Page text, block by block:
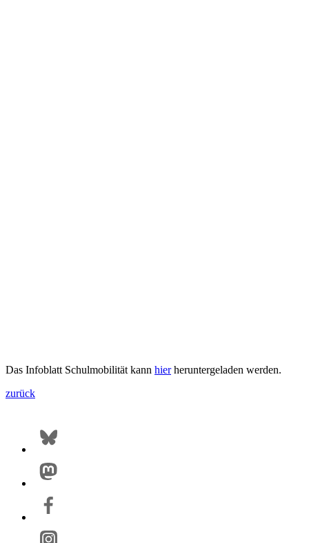
Das Infoblatt Schulmobilität kann hierheruntergeladen werden.
zurück